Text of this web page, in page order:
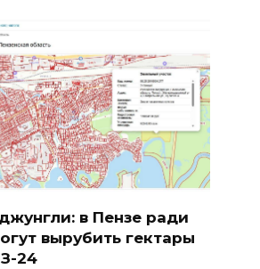
в Пензе ради
вырубить гектары
24